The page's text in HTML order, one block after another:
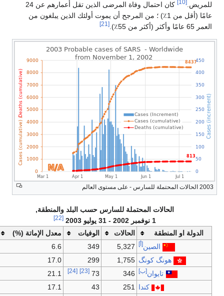
للمريض.
كان احتمال وفاة المرضى الذين تقل أعمارهم عن 24
عامًا (أقل من 1٪) ؛ من المرجح أن يموت أولئك الذين يبلغون من
العمر 65 عامًا وأكثر (أكثر من 55٪).
[21]
2003 الحالات المحتملة للسارس - على مستوى العالم
الحالات المحتملة للسارس حسب البلد والمنطقة,
1 نوفمبر 2002 - 31 يوليو 2003
[22]
الدولة او المنطقة الحالات الوفيات
معدل الإماتة (%)
الصين [أ] 5,327
349
6.6
هونگ كونگ
1,755
299
17.0
تايوان [ب] 346
73
[23]
[24]
21.1
كندا
251
43
17.1